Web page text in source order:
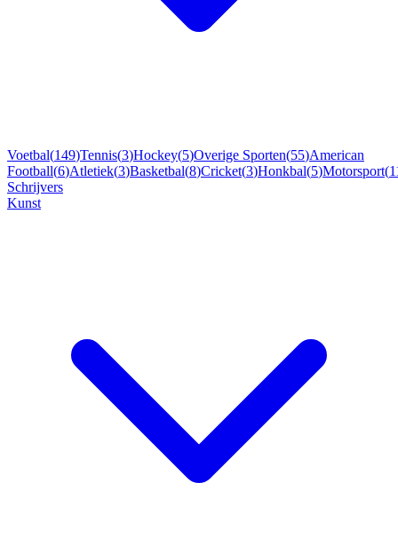
Voetbal(149)Tennis(3)Hockey(5)Overige Sporten(55)American
Football(6)Atletiek(3)Basketbal(8)Cricket(3)Honkbal(5)Motorsport(
Schrijvers
Kunst